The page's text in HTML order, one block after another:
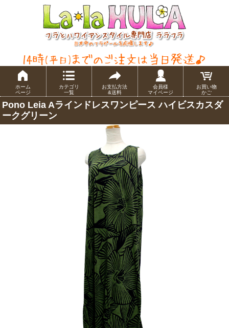
ホーム
ページ
カテゴリ
一覧
お支払方法
&送料
会員様
マイページ
お買い物
かご
Pono Leia Aラインドレスワンピース ハイビスカスダ
ークグリーン